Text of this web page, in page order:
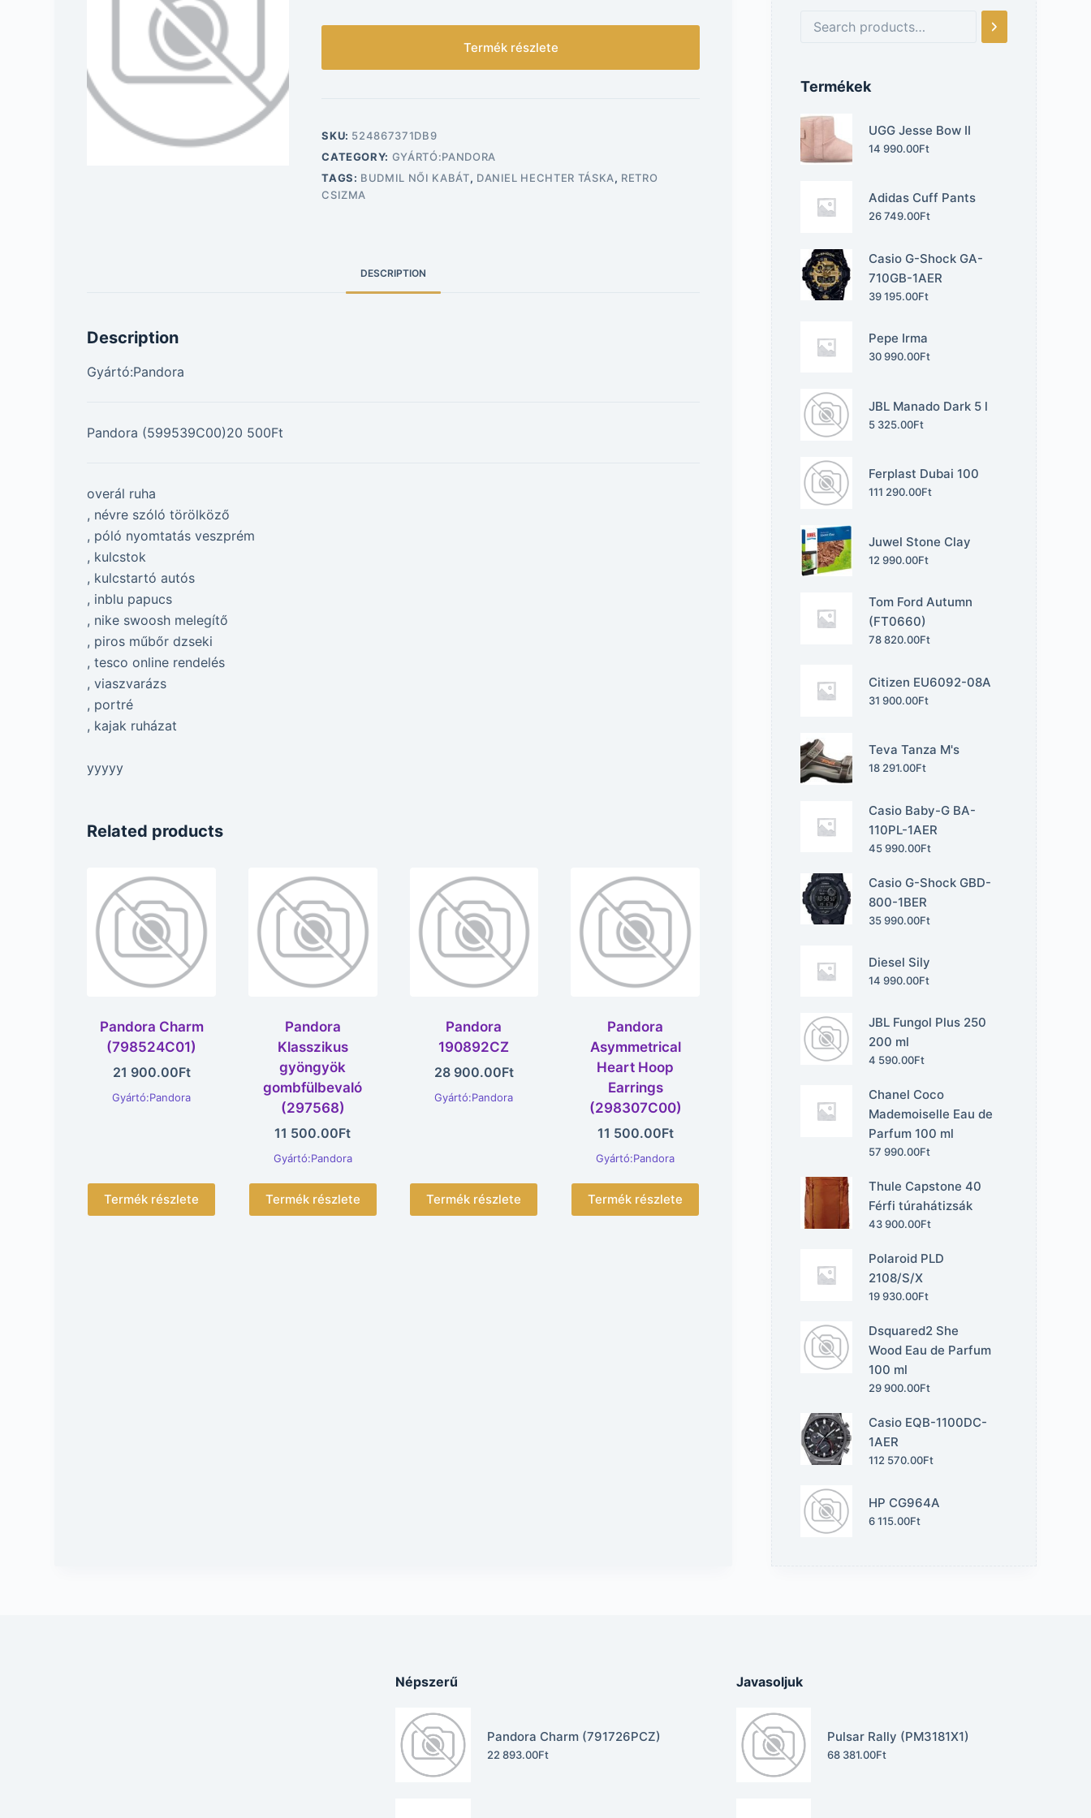
Termék részlete
SKU: 524867371DB9
CATEGORY: GYÁRTÓ:PANDORA
TAGS: BUDMIL NŐI KABÁT, DANIEL HECHTER TÁSKA, RETRO
CSIZMA
DESCRIPTION
Description
Gyártó:Pandora
Pandora (599539C00)20 500Ft
overál ruha
, névre szóló törölköző
, póló nyomtatás veszprém
, kulcstok
, kulcstartó autós
, inblu papucs
, nike swoosh melegítő
, piros műbőr dzseki
, tesco online rendelés
, viaszvarázs
, portré
, kajak ruházat
yyyyy
Related products
Pandora Charm
(798524C01)
21 900.00Ft
Gyártó:Pandora
Termék részlete
Pandora
Klasszikus
gyöngyök
gombfülbevaló
(297568)
11 500.00Ft
Gyártó:Pandora
Termék részlete
Pandora
190892CZ
28 900.00Ft
Gyártó:Pandora
Termék részlete
Pandora
Asymmetrical
Heart Hoop
Earrings
(298307C00)
11 500.00Ft
Gyártó:Pandora
Termék részlete
Termékek
UGG Jesse Bow II
14 990.00Ft
Adidas Cuff Pants
26 749.00Ft
Casio G-Shock GA-
710GB-1AER
39 195.00Ft
Pepe Irma
30 990.00Ft
JBL Manado Dark 5 l
5 325.00Ft
Ferplast Dubai 100
111 290.00Ft
Juwel Stone Clay
12 990.00Ft
Tom Ford Autumn
(FT0660)
78 820.00Ft
Citizen EU6092-08A
31 900.00Ft
Teva Tanza M's
18 291.00Ft
Casio Baby-G BA-
110PL-1AER
45 990.00Ft
Casio G-Shock GBD-
800-1BER
35 990.00Ft
Diesel Sily
14 990.00Ft
JBL Fungol Plus 250
200 ml
4 590.00Ft
Chanel Coco
Mademoiselle Eau de
Parfum 100 ml
57 990.00Ft
Thule Capstone 40
Férfi túrahátizsák
43 900.00Ft
Polaroid PLD
2108/S/X
19 930.00Ft
Dsquared2 She
Wood Eau de Parfum
100 ml
29 900.00Ft
Casio EQB-1100DC-
1AER
112 570.00Ft
HP CG964A
6 115.00Ft
Népszerű
Pandora Charm (791726PCZ)
22 893.00Ft
Javasoljuk
Pulsar Rally (PM3181X1)
68 381.00Ft